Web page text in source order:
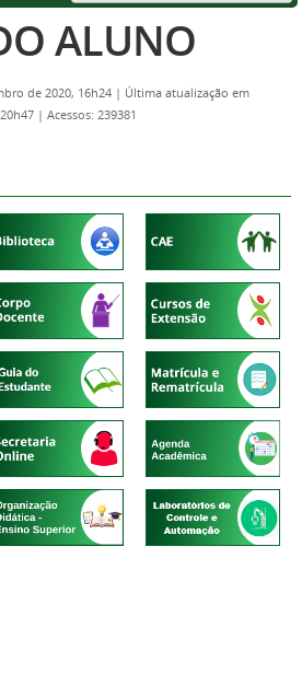
ALUNO
de 2020, 16h24 | Última atualização em
| Acessos: 239381